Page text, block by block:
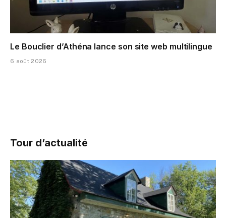
Le Bouclier d’Athéna lance son site web multilingue
6 août 2026
Tour d’actualité